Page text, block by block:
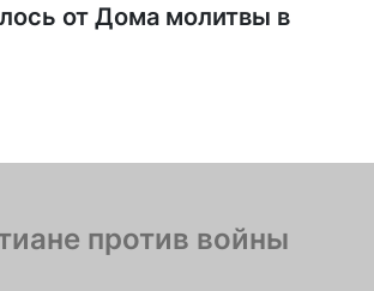
от Дома молитвы в
против войны